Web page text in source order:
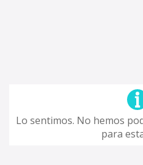
Lo sentimos. No hemos
para